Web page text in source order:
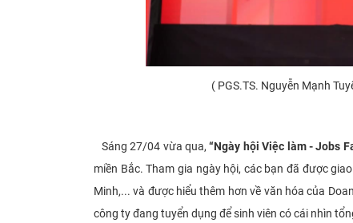
( PGS.TS. Nguyễn Mạnh
Sáng 27/04 vừa qua, “Ngày hội Việc làm - Jobs
miền Bắc. Tham gia ngày hội, các bạn đã được
Minh,... và được hiểu thêm hơn về văn hóa của
công ty đang tuyển dụng để sinh viên có cái nhìn